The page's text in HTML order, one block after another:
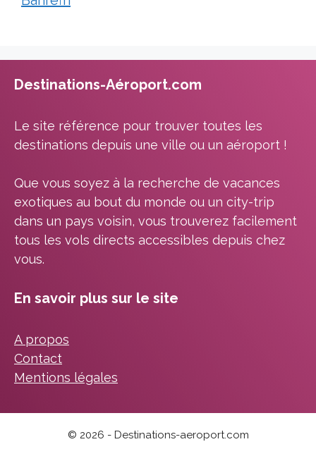
Destinations-Aéroport.com
Le site référence pour trouver toutes les
destinations depuis une ville ou un aéroport !
Que vous soyez à la recherche de vacances
exotiques au bout du monde ou un city-trip
dans un pays voisin, vous trouverez facilement
tous les vols directs accessibles depuis chez
vous.
En savoir plus sur le site
A propos
Contact
Mentions légales
© 2026 - Destinations-aeroport.com